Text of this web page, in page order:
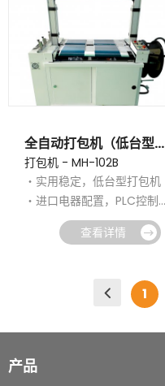
全自动打包机（低台型）MH-102B
打包机 - MH-102B
・实用稳定，低台型打包机
・进口电器配置，PLC控制
・单机/流水线使用，简单易
操作，多种可选查看详情
1
产品
如何正确操作封箱机
托盘缠绕机使用前的注意事项
初次使用开箱机需要注意的问
栈板穿剑捆扎机剑道偏移怎么